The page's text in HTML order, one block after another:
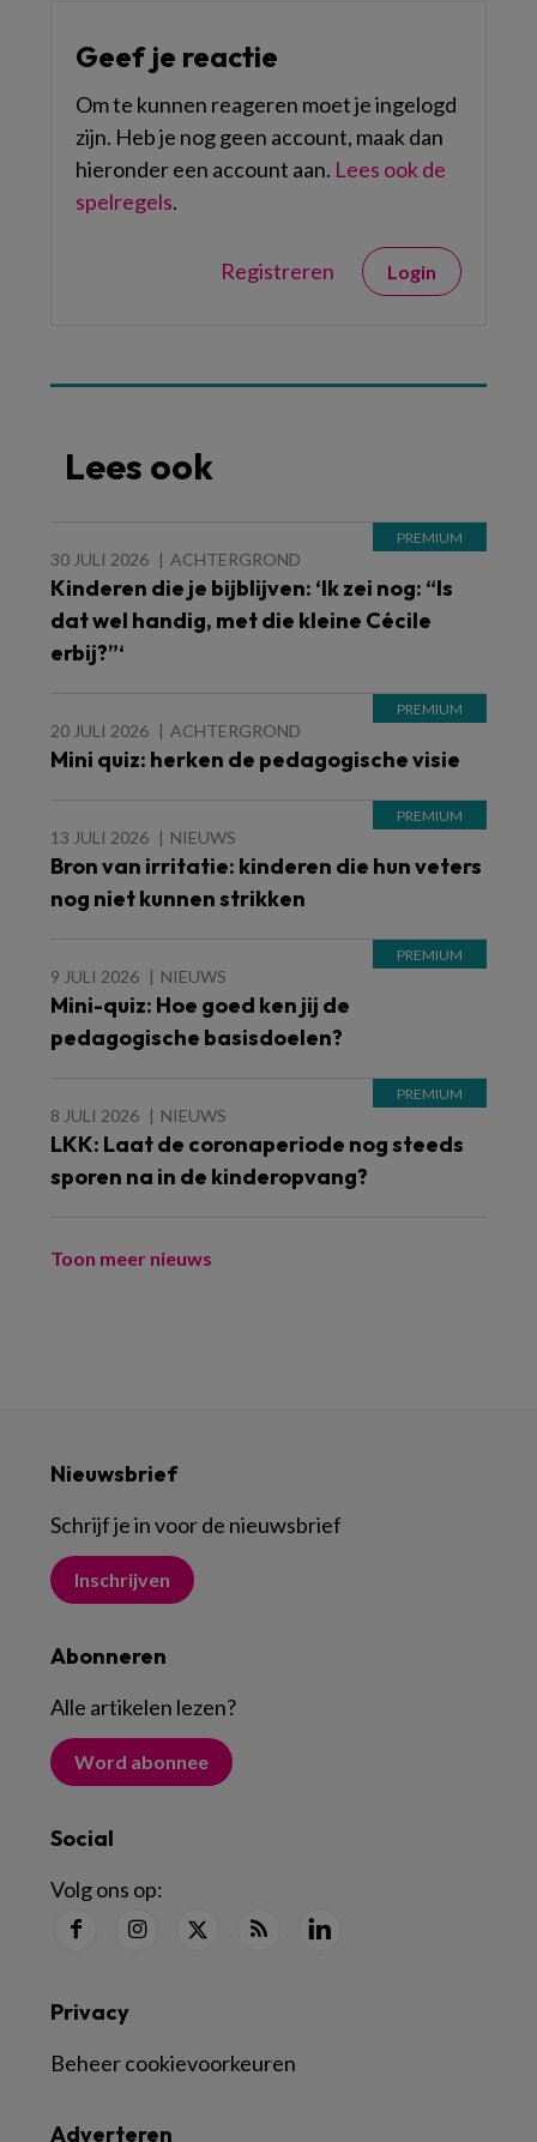
Geef je reactie
Om te kunnen reageren moet je ingelogd
zijn. Heb je nog geen account, maak dan
hieronder een account aan. Lees ook de
spelregels.
Registreren Login
Lees ook
30 JULI 2026 ACHTERGROND
Kinderen die je bijblijven: ‘Ik zei nog: “Is
dat wel handig, met die kleine Cécile
erbij?”‘
20 JULI 2026 ACHTERGROND
Mini quiz: herken de pedagogische visie
13 JULI 2026 NIEUWS
Bron van irritatie: kinderen die hun veters
nog niet kunnen strikken
9 JULI 2026 NIEUWS
Mini-quiz: Hoe goed ken jij de
pedagogische basisdoelen?
8 JULI 2026 NIEUWS
LKK: Laat de coronaperiode nog steeds
sporen na in de kinderopvang?
Toon meer nieuws
Nieuwsbrief
Schrijf je in voor de nieuwsbrief
Inschrijven
Abonneren
Alle artikelen lezen?
Word abonnee
Social
Volg ons op:
Adverteren
Privacy
Beheer cookievoorkeuren